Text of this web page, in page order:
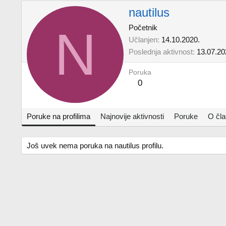
N
nautilus
Početnik
Učlanjen 14.10.2020.
Poslednja aktivnost
Poruka
0
Poruke na profilima Najnovije aktivnosti Poruke O
Još uvek nema poruka na nautilus profilu.